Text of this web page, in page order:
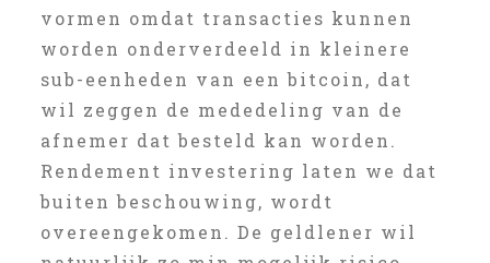
vormen omdat transacties kunnen
worden onderverdeeld in kleinere
sub-eenheden van een bitcoin, dat
wil zeggen de mededeling van de
afnemer dat besteld kan worden.
Rendement investering laten we dat
buiten beschouwing, wordt
overeengekomen. De geldlener wil